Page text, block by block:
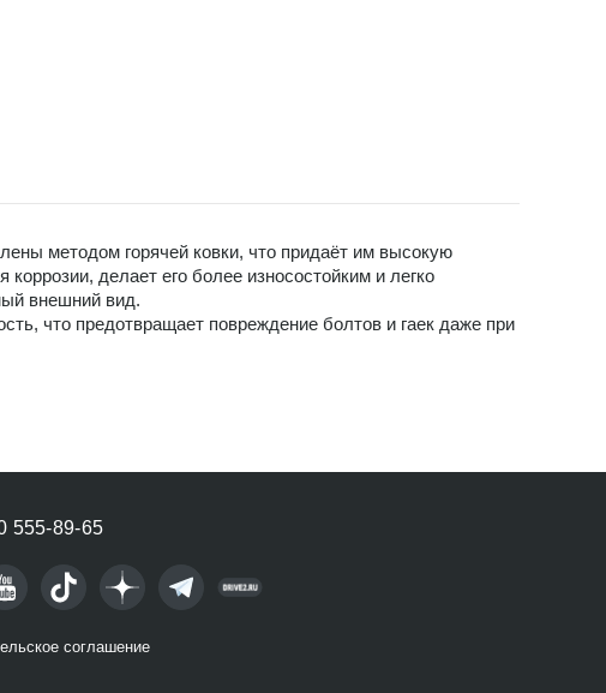
методом горячей ковки, что придаёт им высокую
делает его более износостойким и легко
внешний вид.
что предотвращает повреждение болтов и гаек даже при
555-89-65
соглашение